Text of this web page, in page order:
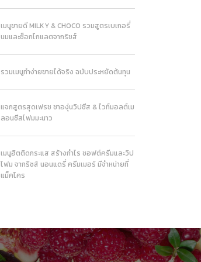
เมนูขายดี MILKY & CHOCO รวมสูตรเบเกอรี่
นมและช็อกโกแลตจากริชส์
รวมเมนูทำง่ายขายได้จริง ฉบับประหยัดต้นทุน
แจกสูตรสุดเฟรช ชาองุ่นวิปชีส & ไวท์มอลต์เม
ลอนชีสโฟมมะนาว
เมนูฮิตติดกระแส สร้างกำไร ซอฟต์ครีมและวิป
โฟม จากริชส์ นอนแดรี่ ครีมเมอร์ มีจำหน่ายที่
แม็คโคร